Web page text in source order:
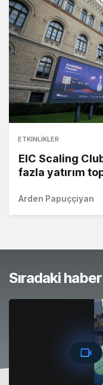
ETKINLIKLER
EIC Scaling
fazla yatırım
Arden Papuççiyan
Sıradaki haber